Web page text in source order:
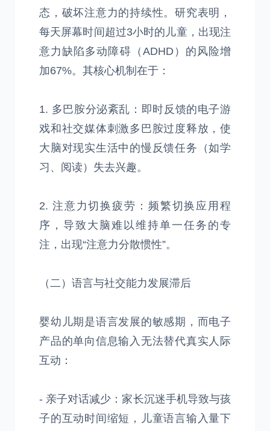
态，破坏注意力的持续性。研究表明，
每天屏幕时间超过3小时的儿童，出现注
意力缺陷多动障碍（ADHD）的风险增
加67%。其核心机制在于：
1. 多巴胺分泌紊乱：即时反馈的电子游
戏和社交媒体刺激多巴胺过度释放，使
大脑对现实生活中的慢反馈任务（如学
习、阅读）失去兴趣。
2. 注意力切换疲劳：频繁切换应用程
序，导致大脑难以维持单一任务的专
注，出现“注意力分散惯性”。
（二）语言与社交能力发展滞后
婴幼儿期是语言发展的敏感期，而电子
产品的单向信息输入无法替代真实人际
互动：
- 亲子对话减少：家长沉迷手机导致与孩
子的互动时间缩短，儿童语言输入量下